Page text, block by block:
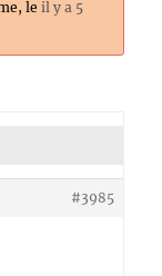
, le il y a 5
#3985